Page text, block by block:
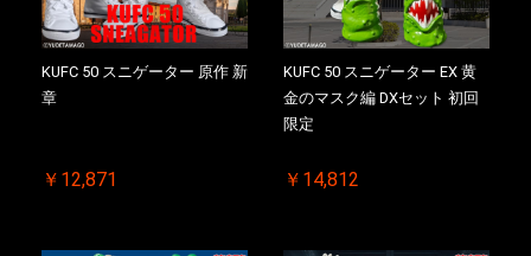
KUFC 50 スニゲーター 原作 新
章
￥12,871
KUFC 50 スニゲーター EX 黄
金のマスク編 DXセット 初回
限定
￥14,812